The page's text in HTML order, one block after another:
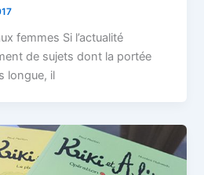
femmes Si l’actualité
de sujets dont la portée
longue, il